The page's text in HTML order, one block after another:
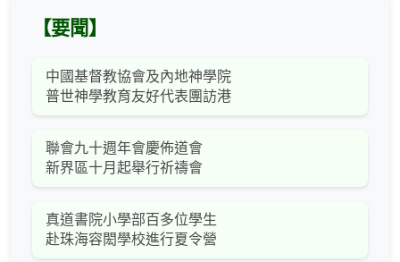
【要聞】
中國基督教協會及內地神學院
普世神學教育友好代表團訪港
聯會九十週年會慶佈道會
新界區十月起舉行祈禱會
真道書院小學部百多位學生
赴珠海容閎學校進行夏令營